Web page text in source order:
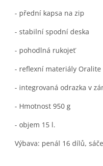
- přední kapsa na zip
- stabilní spodní deska
- pohodlná rukojeť
- reflexní materiály Oralite
- integrovaná odrazka v
- Hmotnost 950 g
- objem 15 l.
Výbava: penál 16 dílů,